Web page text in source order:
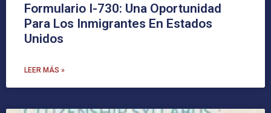
Formulario I-730: Una Oportunidad
Para Los Inmigrantes En Estados
Unidos
LEER MÁS »